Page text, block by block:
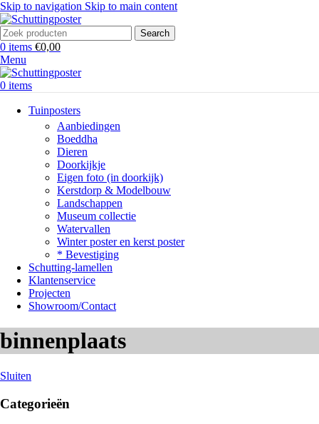
Skip to navigation Skip to main content
Search
0 items €0,00
Menu
0 items
Tuinposters
Aanbiedingen
Boeddha
Dieren
Doorkijkje
Eigen foto (in doorkijk)
Kerstdorp & Modelbouw
Landschappen
Museum collectie
Watervallen
Winter poster en kerst poster
* Bevestiging
Schutting-lamellen
Klantenservice
Projecten
Showroom/Contact
binnenplaats
Sluiten
Categorieën